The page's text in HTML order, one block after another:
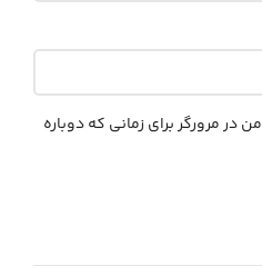
در مرورگر برای زمانی که دوباره